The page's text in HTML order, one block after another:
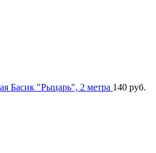
Басик "Рыцарь", 2 метра 140 руб.